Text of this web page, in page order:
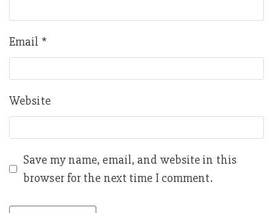
Email *
Website
Save my name, email, and website in this
browser for the next time I comment.